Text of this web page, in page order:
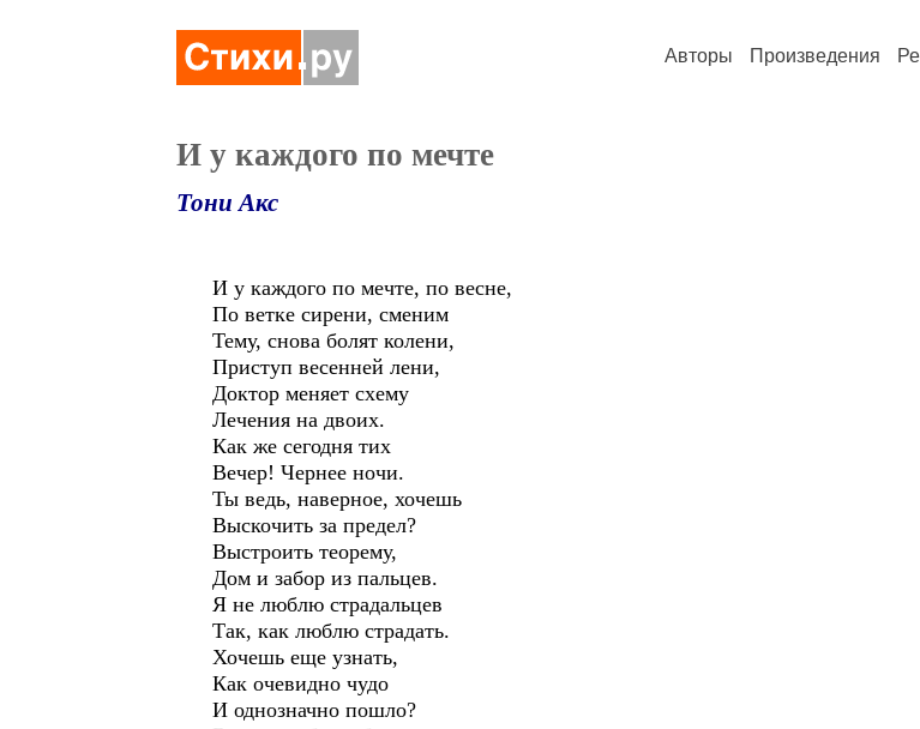
Авторы Произведения
И у каждого по мечте
Тони Акс
И у каждого по мечте, по весне,
По ветке сирени, сменим
Тему, снова болят колени,
Приступ весенней лени,
Доктор меняет схему
Лечения на двоих.
Как же сегодня тих
Вечер! Чернее ночи.
Ты ведь, наверное, хочешь
Выскочить за предел?
Выстроить теорему,
Дом и забор из пальцев.
Я не люблю страдальцев
Так, как люблю страдать.
Хочешь еще узнать,
Как очевидно чудо
И однозначно пошло?